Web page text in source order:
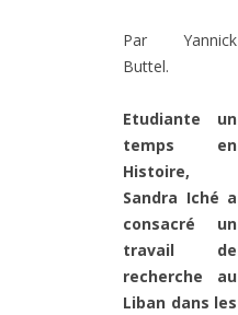
Par Yannick
Buttel.
Etudiante un
temps en
Histoire,
Sandra Iché a
consacré un
travail de
recherche au
Liban dans les